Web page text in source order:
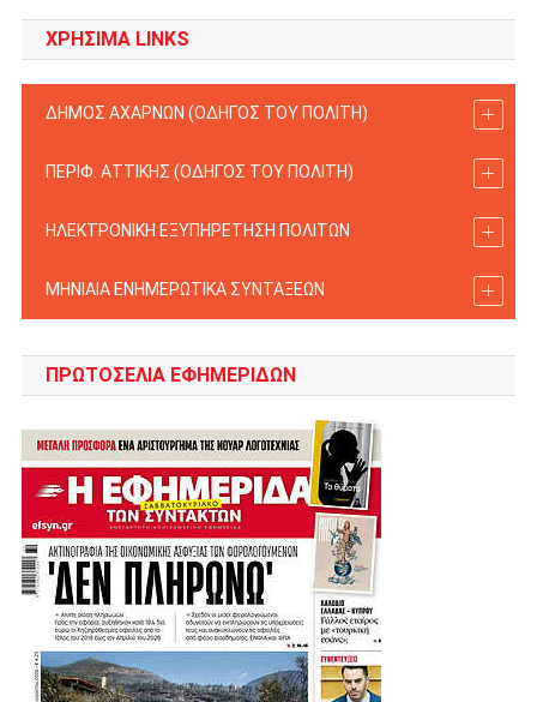
ΧΡΗΣΙΜΑ LINKS
ΔΗΜΟΣ ΑΧΑΡΝΩΝ (ΟΔΗΓΟΣ TOY ΠΟΛΙΤΗ)
ΠΕΡΙΦ. ΑΤΤΙΚΗΣ (ΟΔΗΓΟΣ TOY ΠΟΛΙΤΗ)
ΗΛΕΚΤΡΟΝΙΚΗ ΕΞΥΠΗΡΕΤΗΣΗ ΠΟΛΙΤΩΝ
ΜΗΝΙΑΙΑ ΕΝΗΜΕΡΩΤΙΚΑ ΣΥΝΤΑΞΕΩΝ
ΠΡΩΤΟΣΈΛΙΑ ΕΦΗΜΕΡΊΔΩΝ